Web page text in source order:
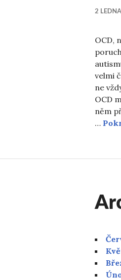
2
OCD,
velmi
ne
OCD
něm
…